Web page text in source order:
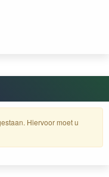
Hiervoor moet u